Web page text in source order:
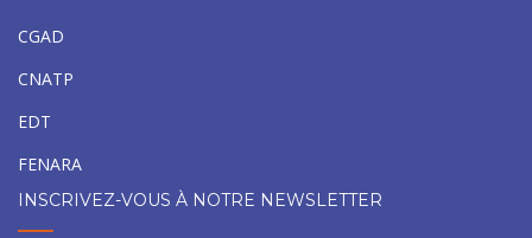
CGAD
CNATP
EDT
FENARA
INSCRIVEZ-VOUS À NOTRE NEWSLETTER